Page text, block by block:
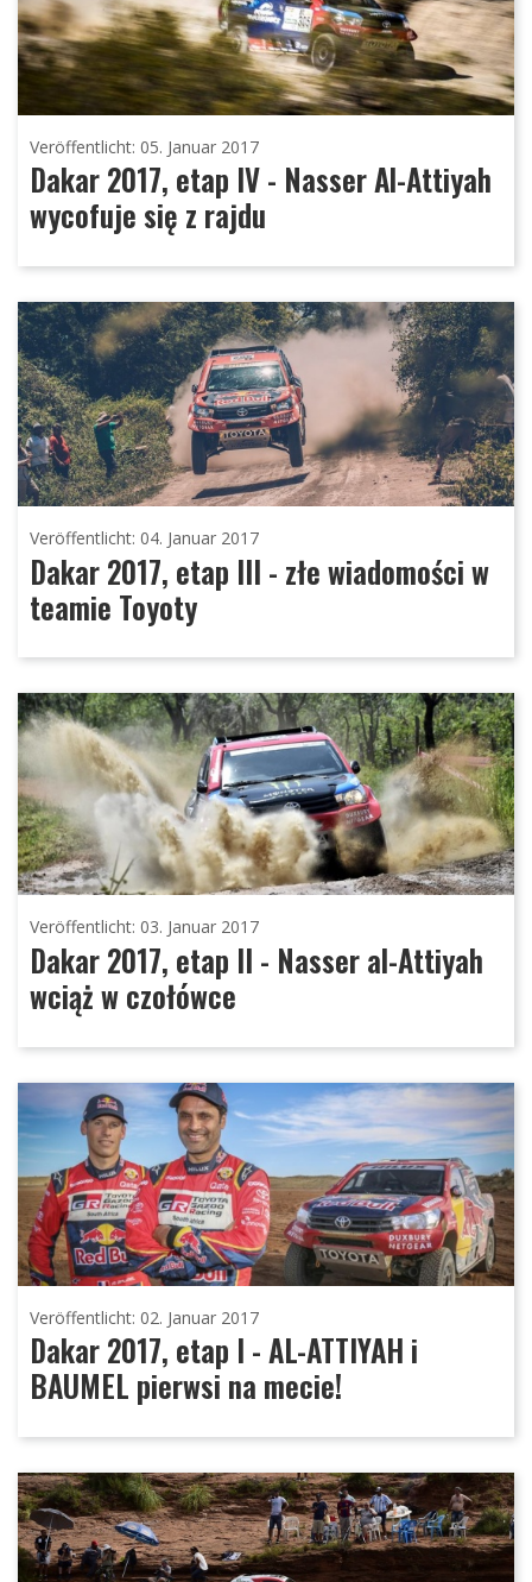
Veröffentlicht: 05. Januar 2017
Dakar 2017, etap IV - Nasser Al-Attiyah
wycofuje się z rajdu
Veröffentlicht: 04. Januar 2017
Dakar 2017, etap III - złe wiadomości w
teamie Toyoty
Veröffentlicht: 03. Januar 2017
Dakar 2017, etap II - Nasser al-Attiyah
wciąż w czołówce
Veröffentlicht: 02. Januar 2017
Dakar 2017, etap I - AL-ATTIYAH i
BAUMEL pierwsi na mecie!